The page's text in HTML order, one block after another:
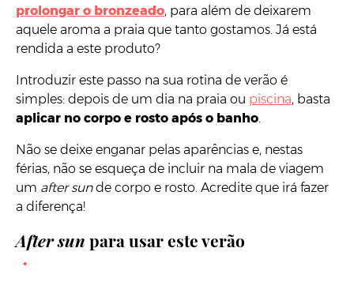
prolongar o bronzeado, para além de deixarem
aquele aroma a praia que tanto gostamos. Já está
rendida a este produto?
Introduzir este passo na sua rotina de verão é
simples: depois de um dia na praia ou piscina, basta
aplicar no corpo e rosto após o banho.
Não se deixe enganar pelas aparências e, nestas
férias, não se esqueça de incluir na mala de viagem
um after sunde corpo e rosto. Acredite que irá fazer
a diferença!
After sun para usar este verão